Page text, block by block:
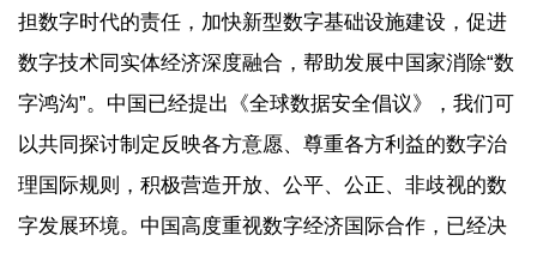
担数字时代的责任，加快新型数字基础设施建设，促进
数字技术同实体经济深度融合，帮助发展中国家消除“数
字鸿沟”。中国已经提出《全球数据安全倡议》，我们可
以共同探讨制定反映各方意愿、尊重各方利益的数字治
理国际规则，积极营造开放、公平、公正、非歧视的数
字发展环境。中国高度重视数字经济国际合作，已经决